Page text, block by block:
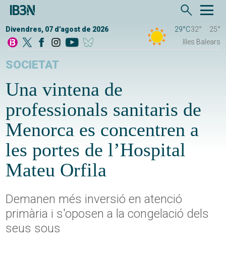
Divendres, 07 d'agost de 2026 29°C32°
25°
Illes Balears
SOCIETAT
Una vintena de
professionals sanitaris de
Menorca es concentren a
les portes de l’Hospital
Mateu Orfila
Demanen més inversió en atenció
primària i s'oposen a la congelació dels
seus sous